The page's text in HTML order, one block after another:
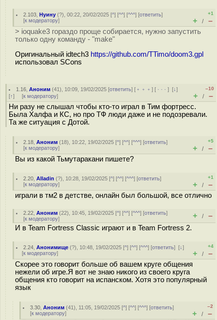
2.103 ,Нуину (?), 00:22, 20/02/2025 [^] [^^] [^^^] [ответить]
[к модератору]
+1
+ / –
> ioquake3 гораздо проще собирается, нужно запустить
только одну команду - "make"
Оригинальный idtech3 https://github.com/TTimo/doom3.gpl
использовал SCons
1.16 ,Аноним (41), 10:09, 19/02/2025 [ответить] [ ﹢﹢﹢] [ · · ·][↓]
[↑] [к модератору]
–10
+ / –
Ни разу не слышал чтобы кто-то играл в Тим фортресс.
Была Халфа и КС, но про ТФ люди даже и не подозревали.
Та же ситуация с Дотой.
2.18 ,Аноним (18), 10:22, 19/02/2025 [^] [^^] [^^^] [ответить]
[к модератору]
+5
+ / –
Вы из какой Тьмутаракани пишете?
2.20 ,Alladin (?), 10:28, 19/02/2025 [^] [^^] [^^^] [ответить]
[к модератору]
+1
+ / –
играли в тм2 в детстве, онлайн был большой, все отлично
2.22 ,Аноним (22), 10:45, 19/02/2025 [^] [^^] [^^^] [ответить]
[к модератору] + / –
И в Team Fortress Classic играют и в Team Fortress 2.
2.24 ,Анонимище (?), 10:48, 19/02/2025 [^] [^^] [^^^] [ответить][↓]
[к модератору]
+4
+ / –
Скорее это говорит больше об вашем круге общения
нежели об игре.Я вот не знаю никого из своего круга
общения кто говорит на испанском. Хотя это популярный
язык
3.30 ,Аноним (41), 11:05, 19/02/2025 [^] [^^] [^^^] [ответить]
[к модератору]
–2
+ / –